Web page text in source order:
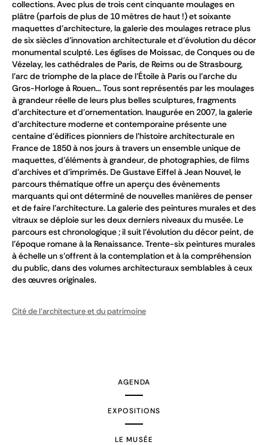
collections. Avec plus de trois cent cinquante moulages en
plâtre (parfois de plus de 10 mètres de haut !) et soixante
maquettes d’architecture, la galerie des moulages retrace plus
de six siècles d’innovation architecturale et d’évolution du décor
monumental sculpté. Les églises de Moissac, de Conques ou de
Vézelay, les cathédrales de Paris, de Reims ou de Strasbourg,
l’arc de triomphe de la place de l’Étoile à Paris ou l’arche du
Gros-Horloge à Rouen… Tous sont représentés par les moulages
à grandeur réelle de leurs plus belles sculptures, fragments
d’architecture et d’ornementation. Inaugurée en 2007, la galerie
d’architecture moderne et contemporaine présente une
centaine d’édifices pionniers de l’histoire architecturale en
France de 1850 à nos jours à travers un ensemble unique de
maquettes, d’éléments à grandeur, de photographies, de films
d’archives et d’imprimés. De Gustave Eiffel à Jean Nouvel, le
parcours thématique offre un aperçu des évènements
marquants qui ont déterminé de nouvelles manières de penser
et de faire l’architecture. La galerie des peintures murales et des
vitraux se déploie sur les deux derniers niveaux du musée. Le
parcours est chronologique ; il suit l’évolution du décor peint, de
l’époque romane à la Renaissance. Trente-six peintures murales
à échelle un s’offrent à la contemplation et à la compréhension
du public, dans des volumes architecturaux semblables à ceux
des œuvres originales.
Cité de l'architecture et du patrimoine
AGENDA
EXPOSITIONS
LE MUSÉE